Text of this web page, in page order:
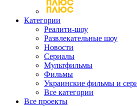
Категории
Реалити-шоу
Развлекательные шоу
Новости
Сериалы
Мультфильмы
Фильмы
Украинские фильмы и
Все категории
Все проекты